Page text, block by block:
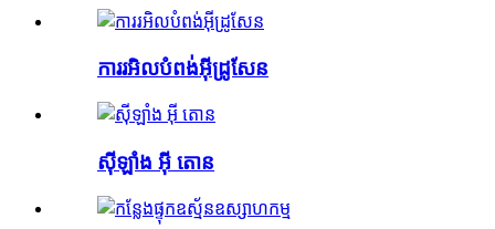
ការរអិលបំពង់អ៊ីដ្រូសែន
ស៊ីឡាំង អ៊ី តោន